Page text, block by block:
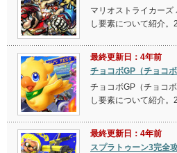
マリオストライカーズ
し要素について紹介。
最終更新日：4年前
チョコボGP（チョコ
チョコボGP（チョコ
し要素について紹介。
最終更新日：4年前
スプラトゥーン3完全